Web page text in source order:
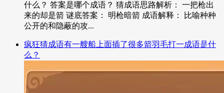
什么？ 答案是哪个成语？ 猜成语思路解析： 一把枪出
来的却是箭 谜底答案： 明枪暗箭 成语解释： 比喻种种
公开的和隐蔽的攻...
疯狂猜成语有一艘船上面插了很多箭羽毛打一成语是什
么？